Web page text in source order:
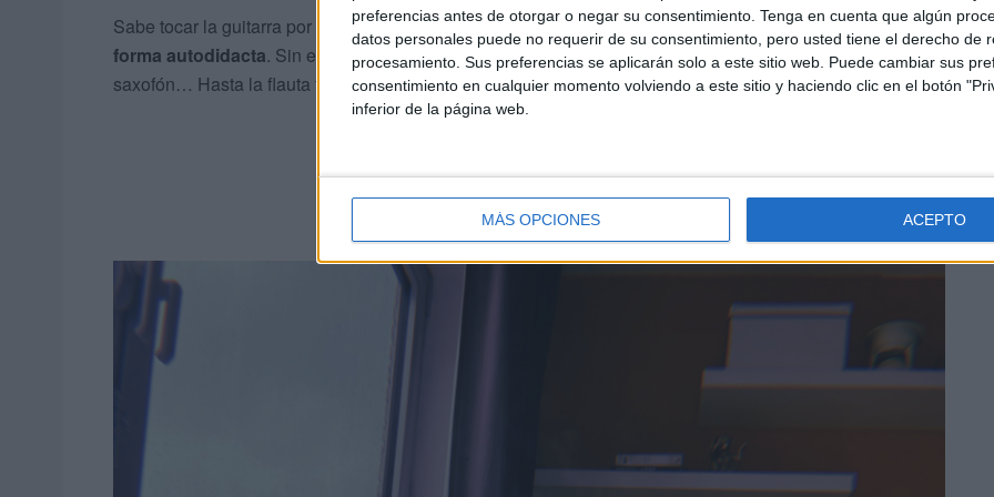
preferencias antes de otorgar o negar su consentimiento. Tenga en cuenta que algún
datos personales puede no requerir de su consentimiento, pero usted tiene el derecho de
procesamiento. Sus preferencias se aplicarán solo a este sitio web. Puede cambiar sus
consentimiento en cualquier momento volviendo a este sitio y haciendo clic en el botón
inferior de la página web.
MÁS OPCIONES ACEPTO
Sabe tocar la guitarra por la formación que recibió durante dos años en el conservatorio yel piano de
forma autodidacta. Sin embargo, desea tocar cualquier otro instrumento. “Aprendería todos. El violín, el
saxofón… Hasta la flauta travesera es bonita”, comenta.